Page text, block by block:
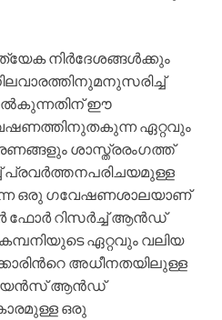
നിര്‍ദേശങ്ങള്‍ക്കും
നല്‍കുന്നതിന് ഈ
ഏറ്റവും
ശാസ്ത്രരംഗത്ത്
പ്രവര്‍ത്തനപരിചയമുള്ള
ഒരു ഗവേഷണശാലയാണ്
ഫോര്‍ റിസര്‍ച്ച് ആന്‍ഡ്
ഏറ്റവും വലിയ
അധീനതയിലുള്ള
സയന്‍സ് ആന്‍ഡ്
ഒരു